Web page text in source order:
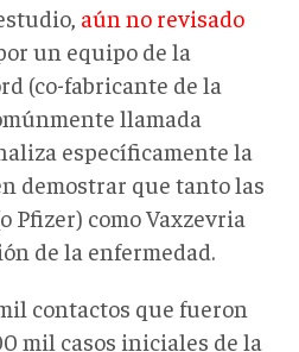
aún no revisado
un equipo de la
(co-fabricante de la
llamada
específicamente la
demostrar que tanto las
Pfizer) como Vaxzevria
de la enfermedad.
contactos que fueron
mil casos iniciales de la